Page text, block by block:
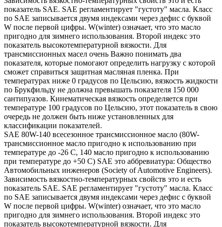
показатель SAE. SAE регламентирует "густоту" масла. Класс
по SAE записывается двумя индексами через дефис с буквой
W после первой цифры. W(winter) означает, что это масло
пригодно для зимнего использования. Второй индекс это
показатель высокотемпературной вязкости. Для
трансмиссионных масел очень Важно понимать два
показателя, которые помогают определить нагрузку с которой
сможет справиться защитная масляная пленка. При
температурах ниже 0 градусов по Цельсию, вязкость жидкости
по Брукфильду не должна превышать показателя 150 000
сантипуазов. Кинематическая вязкость определяется при
температуре 100 градусов по Цельсию, этот показатель в свою
очередь не должен быть ниже установленных для
классификации показателей.
SAE 80W-140 всесезонное трансмиссионное масло (80W-
трансмиссионное масло пригодно к использованию при
температуре до -26 С, 140 масло пригодно к использованию
при температуре до +50 С) SAE это аббревиатура: Общество
Автомобильных инженеров (Society of Automotive Engineers).
Зависимость вязкостно-температурных свойств это и есть
показатель SAE. SAE регламентирует "густоту" масла. Класс
по SAE записывается двумя индексами через дефис с буквой
W после первой цифры. W(winter) означает, что это масло
пригодно для зимнего использования. Второй индекс это
показатель высокотемпературной вязкости. Для